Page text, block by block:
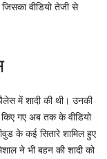
जिसका वीडियो तेजी से
में शादी की थी। उनकी
गए अब तक के वीडियो
के कई सितारे शामिल हुए
ने भी बहन की शादी को